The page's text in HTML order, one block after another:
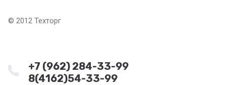
© 2012 Техторг
+7 (962) 284-33-99
8(4162)54-33-99